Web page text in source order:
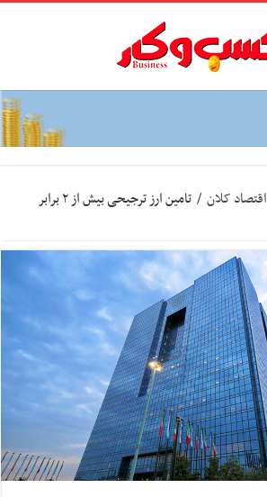
اقتصاد کلان /
تامین ارز ترجیحی بیش از ۲ برابر